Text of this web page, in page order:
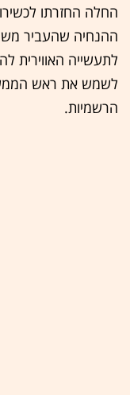
החלה החזרתו
ההנחיה שהעביר
לתעשייה האווירית
לשמש את ראש
הרשמיות.